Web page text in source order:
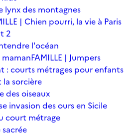
lynx des montagnes
| Chien pourri, la vie à Paris
2
l'océan
mamanFAMILLE | Jumpers
: courts métrages pour enfants
la sorcière
des oiseaux
invasion des ours en Sicile
court métrage
sacrée